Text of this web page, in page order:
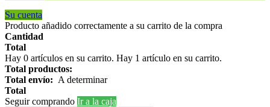
Su cuenta
Producto añadido correctamente a su carrito de la compra
Cantidad
Total
Hay 0 artículos en su carrito. Hay 1 artículo en su carrito.
Total productos:
Total envío: A determinar
Total
Seguir comprando Ir a la caja